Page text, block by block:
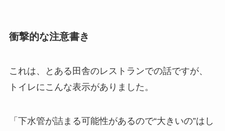
衝撃的な注意書き
これは、とある田舎のレストランでの話ですが、
トイレにこんな表示がありました。
「下水管が詰まる可能性があるので“大きいの”はし